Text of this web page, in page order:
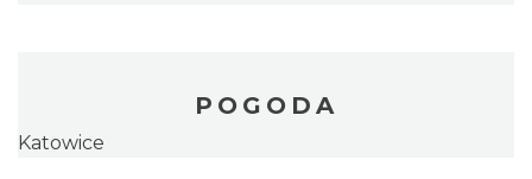
POGODA
Katowice